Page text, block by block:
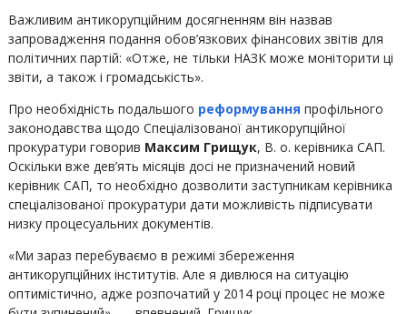
Важливим антикорупційним досягненням він назвав
запровадження подання обов’язкових фінансових звітів для
політичних партій: «Отже, не тільки НАЗК може моніторити ці
звіти, а також і громадськість».
Про необхідність подальшого реформування профільного
законодавства щодо Спеціалізованої антикорупційної
прокуратури говорив Максим Грищук, В. о. керівника САП.
Оскільки вже дев’ять місяців досі не призначений новий
керівник САП, то необхідно дозволити заступникам керівника
спеціалізованої прокуратури дати можливість підписувати
низку процесуальних документів.
«Ми зараз перебуваємо в режимі збереження
антикорупційних інститутів. Але я дивлюся на ситуацію
оптимістично, адже розпочатий у 2014 році процес не може